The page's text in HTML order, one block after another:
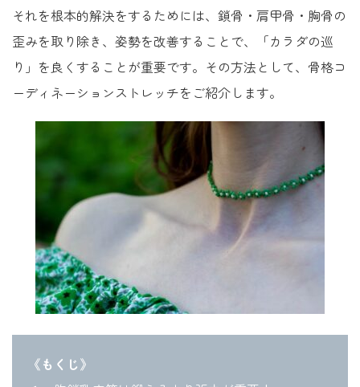
それを根本的解決をするためには、鎖骨・肩甲骨・胸骨の
歪みを取り除き、姿勢を改善することで、「カラダの巡
り」を良くすることが重要です。その方法として、骨格コ
ーディネーションストレッチをご紹介します。
《もくじ》